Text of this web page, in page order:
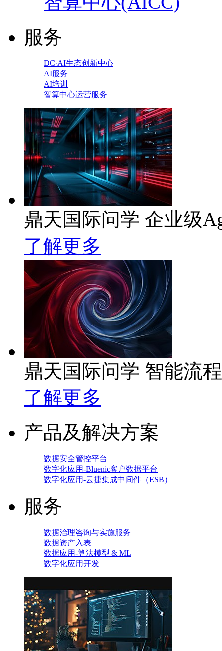
服务
DC·AI生态创新中心
AI服务
AI培训
智算中心运营服务
鼎天国际问学 企业级
了解更多
鼎天国际问学 智能流
了解更多
产品及解决方案
数据安全管控平台
数字化应用-Bluenic客户数据平台
数字化应用-云捷集成中间件（ESB）
服务
数据治理咨询与实施服务
数据资产入表
数据应用-算法模型 & ML
数字化应用开发